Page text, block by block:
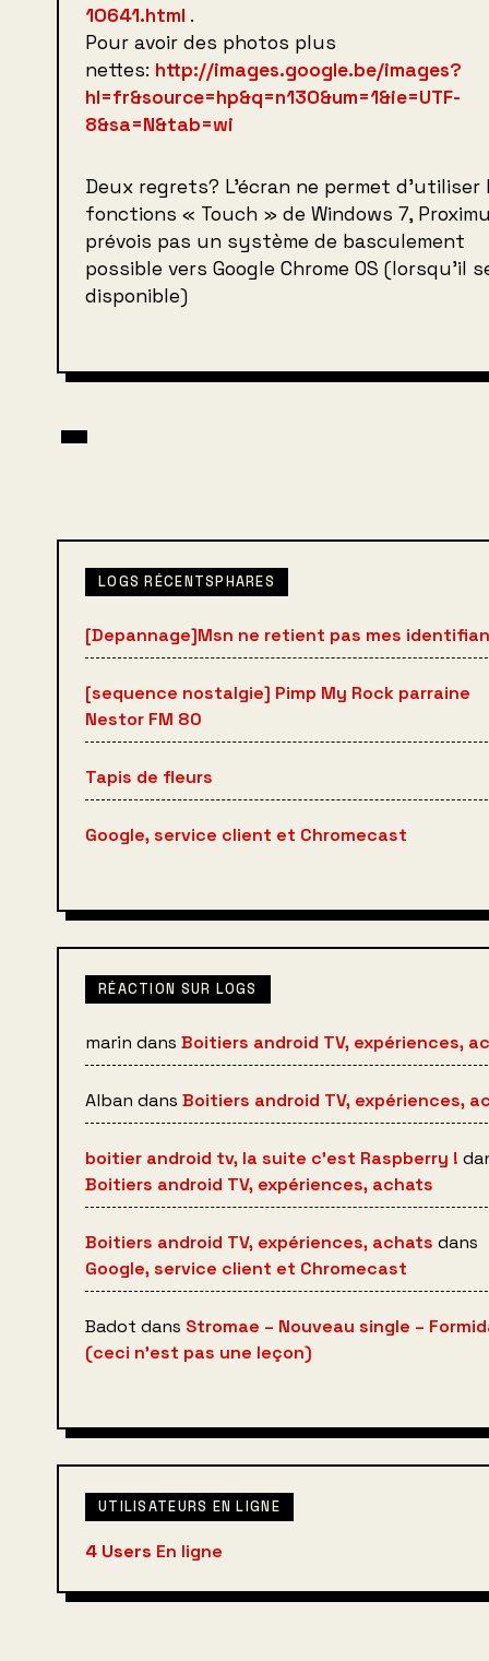
10641.html .
Pour avoir des photos plus
nettes: http://images.google.be/images?
hl=fr&source=hp&q=n130&um=1&ie=UTF-
8&sa=N&tab=wi
Deux regrets? L’écran ne permet d’utiliser
fonctions « Touch » de Windows 7,
prévois pas un système de basculement
possible vers Google Chrome OS (lorsqu’il
disponible)
LOGS RÉCENTSPHARES
[Depannage]Msn ne retient pas mes
[sequence nostalgie] Pimp My Rock parraine
Nestor FM 80
Tapis de fleurs
Google, service client et Chromecast
RÉACTION SUR LOGS
marin dans Boitiers android TV, expériences,
Alban dans Boitiers android TV, expériences,
boitier android tv, la suite c’est Raspberry !
Boitiers android TV, expériences, achats
Boitiers android TV, expériences, achats dans
Google, service client et Chromecast
Badot dans Stromae – Nouveau single –
(ceci n’est pas une leçon)
UTILISATEURS EN LIGNE
4 Users En ligne